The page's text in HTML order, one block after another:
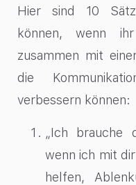
Hier sind 10
können, wenn
zusammen mit
die
verbessern können:
„Ich brauche
wenn ich mit
helfen,